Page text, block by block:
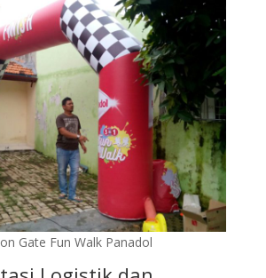
Gate Fun Walk Panadol